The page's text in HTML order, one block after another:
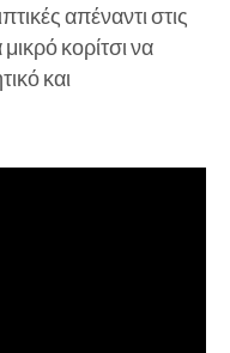
απέναντι στις
κορίτσι να
και